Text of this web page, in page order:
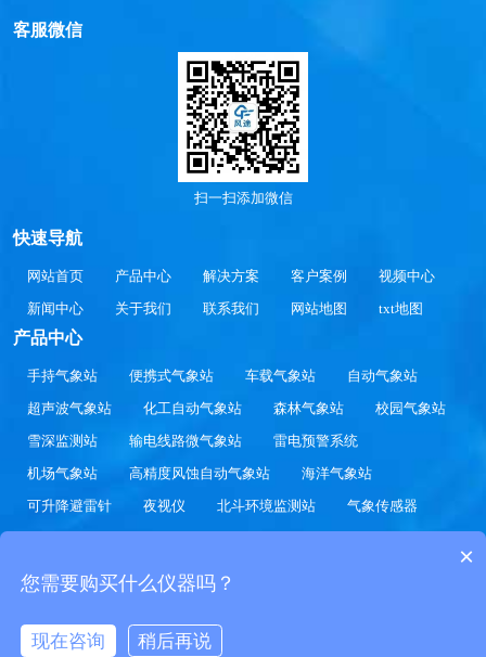
客服微信
扫一扫添加微信
快速导航
网站首页 产品中心 解决方案 客户案例
视频中心
新闻中心
关于我们 联系我们 网站地图 txt地图
产品中心
手持气象站 便携式气象站 车载气象站
自动气象站
超声波气象站
化工自动气象站 森林气象站
校园气象站
雪深监测站
输电线路微气象站
雷电预警系统
机场气象站
高精度风蚀自动气象站
海洋气象站
可升降避雷针
夜视仪 北斗环境监测站
气象传感器
光伏气象站
景区气象站
FTQXZ.COM All Rights Reserved.
×
您需要购买什么仪器吗？
现在咨询 稍后再说
在线咨询